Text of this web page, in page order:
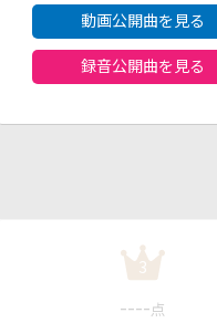
動画公開曲を見る
録音公開曲を見る
3
---- 点